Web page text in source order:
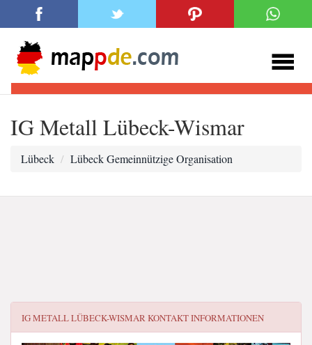
IG Metall Lübeck-Wismar
Lübeck Lübeck Gemeinnützige Organisation
IG METALL LÜBECK-WISMARKONTAKT INFORMATIONEN